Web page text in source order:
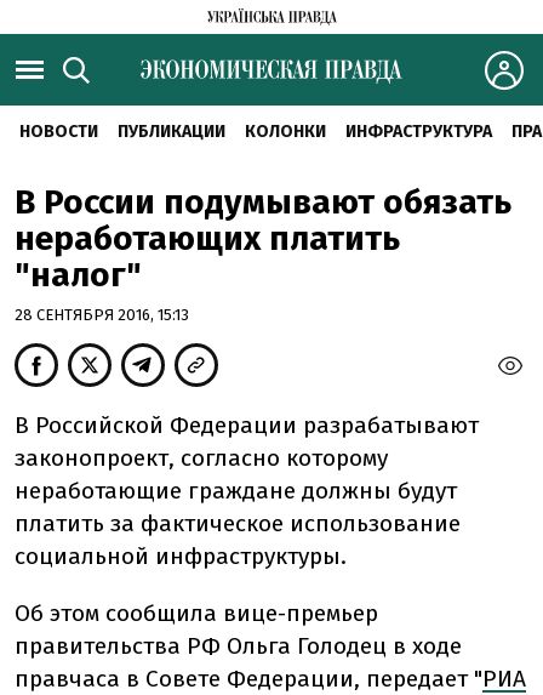
НОВОСТИ ПУБЛИКАЦИИ КОЛОНКИ ИНФРАСТРУКТУРА
В России подумывают обязать
неработающих платить
"налог"
28 СЕНТЯБРЯ 2016, 15:13
В Российской Федерации разрабатывают
законопроект, согласно которому
неработающие граждане должны будут
платить за фактическое использование
социальной инфраструктуры.
Об этом сообщила вице-премьер
правительства РФ Ольга Голодец в ходе
правчаса в Совете Федерации, передает "РИА